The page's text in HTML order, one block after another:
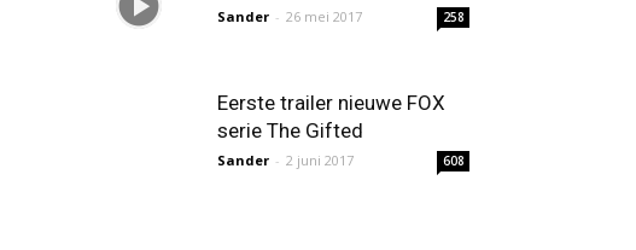
Sander - 26 mei 2017 258
Eerste trailer nieuwe FOX
serie The Gifted
Sander - 2 juni 2017 608